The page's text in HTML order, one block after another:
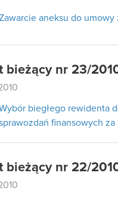
aneksu do umowy
bieżący nr 23/
biegłego rewidenta
finansowych za
bieżący nr 22/